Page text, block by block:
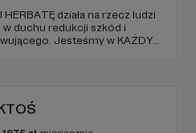
HERBATĘ działa na rzecz ludzi
duchu redukcji szkód i
Jesteśmy w KAŻDY